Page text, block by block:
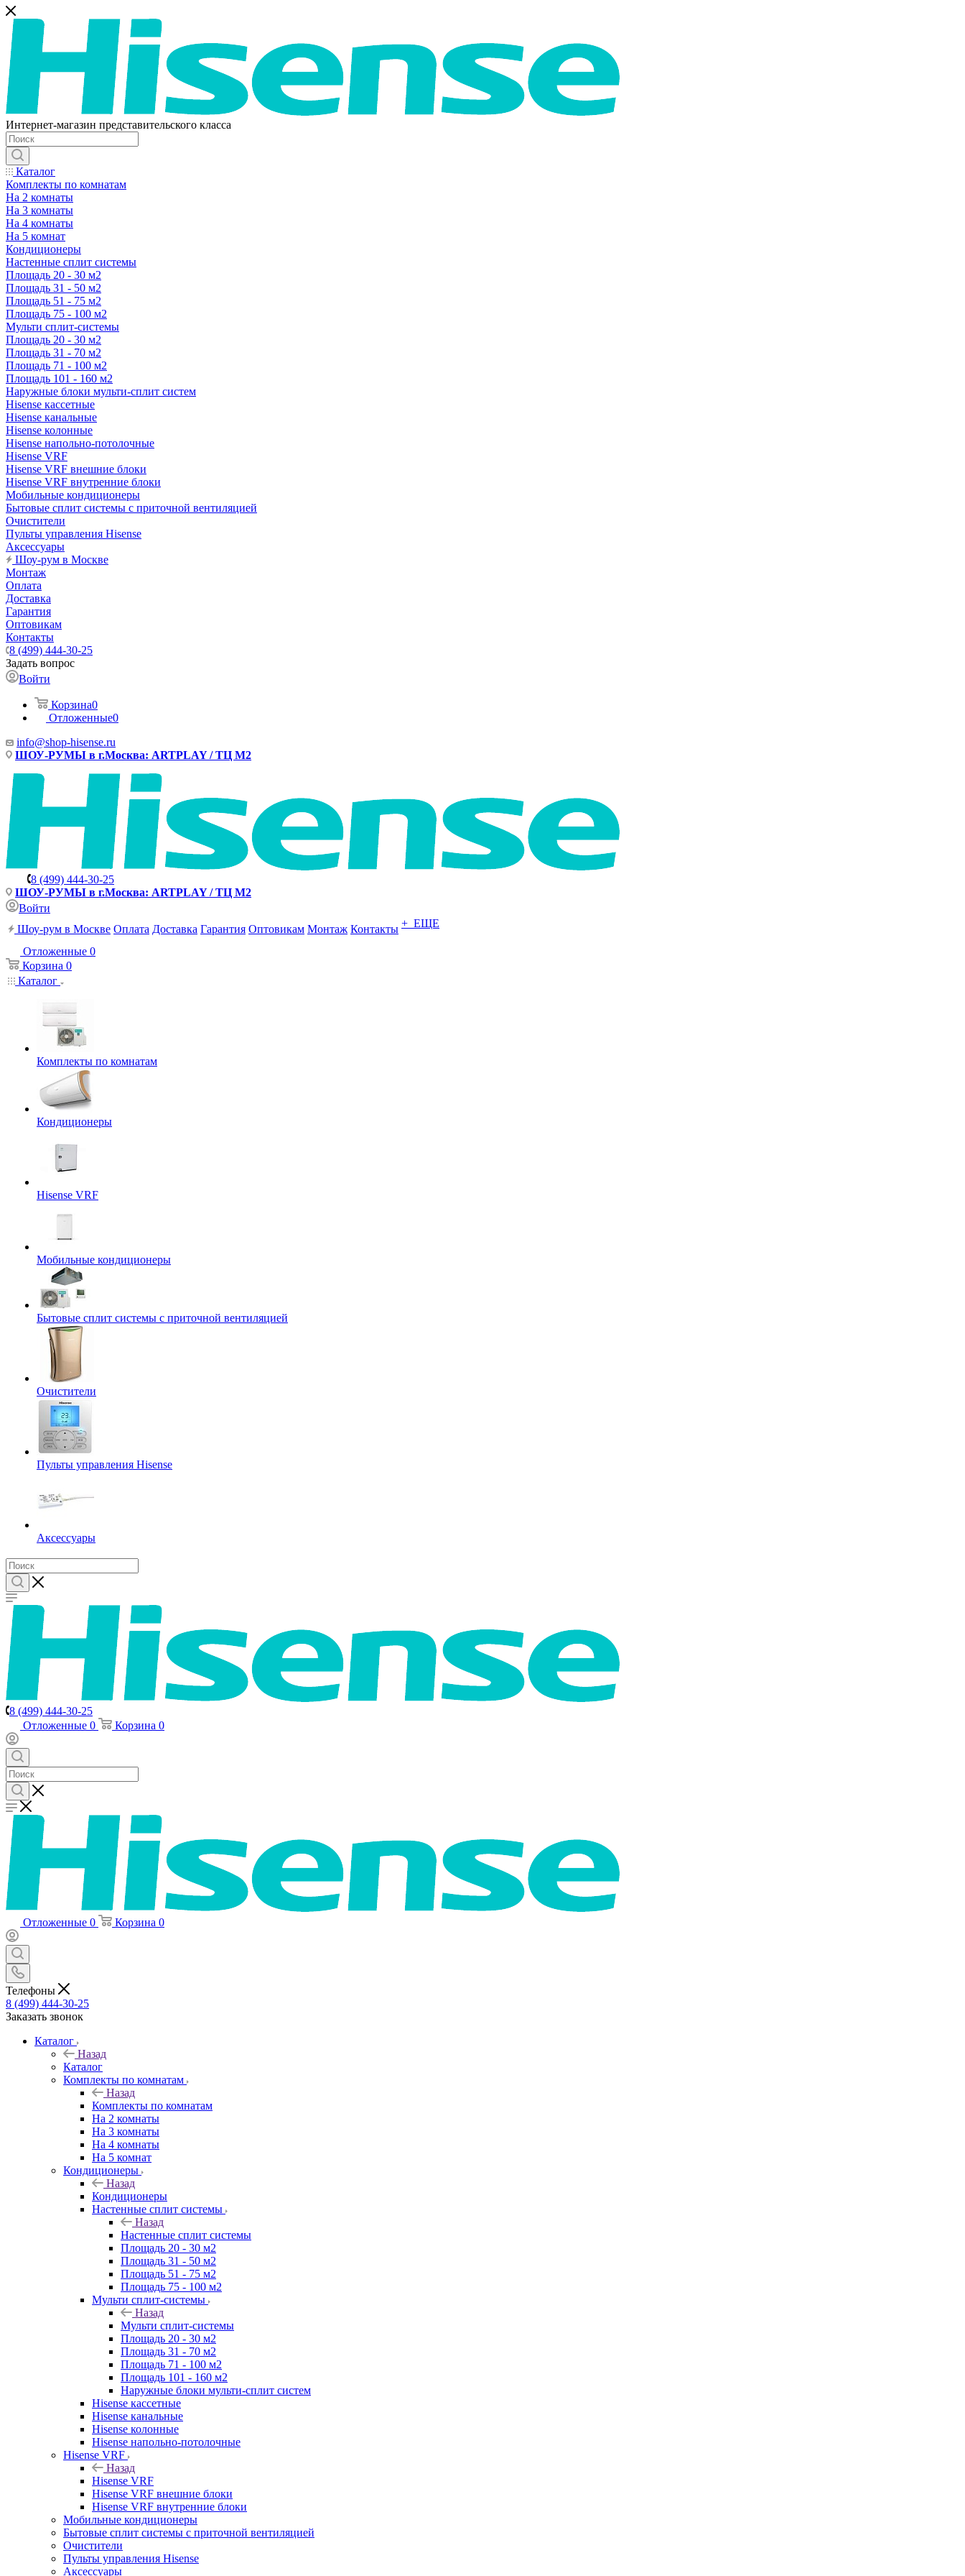
Интернет-магазин представительского класса
Каталог
Комплекты по комнатам
На 2 комнаты
На 3 комнаты
На 4 комнаты
На 5 комнат
Кондиционеры
Настенные сплит системы
Площадь 20 - 30 м2
Площадь 31 - 50 м2
Площадь 51 - 75 м2
Площадь 75 - 100 м2
Мульти сплит-системы
Площадь 20 - 30 м2
Площадь 31 - 70 м2
Площадь 71 - 100 м2
Площадь 101 - 160 м2
Наружные блоки мульти-сплит систем
Hisense кассетные
Hisense канальные
Hisense колонные
Hisense напольно-потолочные
Hisense VRF
Hisense VRF внешние блоки
Hisense VRF внутренние блоки
Мобильные кондиционеры
Бытовые сплит системы с приточной вентиляцией
Очистители
Пульты управления Hisense
Аксессуары
Шоу-рум в Москве
Монтаж
Оплата
Доставка
Гарантия
Оптовикам
Контакты
8 (499) 444-30-25
Задать вопрос
Войти
Корзина0
Отложенные0
info@shop-hisense.ru
ШОУ-РУМЫ в г.Москва: ARTPLAY / ТЦ М2
8 (499) 444-30-25
ШОУ-РУМЫ в г.Москва: ARTPLAY / ТЦ М2
Войти
Шоу-рум в Москве Оплата Доставка Гарантия Оптовикам Монтаж Контакты + ЕЩЕ
Отложенные 0
Корзина 0
Каталог
Комплекты по комнатам
Кондиционеры
Hisense VRF
Мобильные кондиционеры
Бытовые сплит системы с приточной вентиляцией
Очистители
Пульты управления Hisense
Аксессуары
8 (499) 444-30-25
Отложенные 0 Корзина 0
Отложенные 0 Корзина 0
Телефоны
8 (499) 444-30-25
Заказать звонок
Каталог
Назад
Каталог
Комплекты по комнатам
Назад
Комплекты по комнатам
На 2 комнаты
На 3 комнаты
На 4 комнаты
На 5 комнат
Кондиционеры
Назад
Кондиционеры
Настенные сплит системы
Назад
Настенные сплит системы
Площадь 20 - 30 м2
Площадь 31 - 50 м2
Площадь 51 - 75 м2
Площадь 75 - 100 м2
Мульти сплит-системы
Назад
Мульти сплит-системы
Площадь 20 - 30 м2
Площадь 31 - 70 м2
Площадь 71 - 100 м2
Площадь 101 - 160 м2
Наружные блоки мульти-сплит систем
Hisense кассетные
Hisense канальные
Hisense колонные
Hisense напольно-потолочные
Hisense VRF
Назад
Hisense VRF
Hisense VRF внешние блоки
Hisense VRF внутренние блоки
Мобильные кондиционеры
Бытовые сплит системы с приточной вентиляцией
Очистители
Пульты управления Hisense
Аксессуары